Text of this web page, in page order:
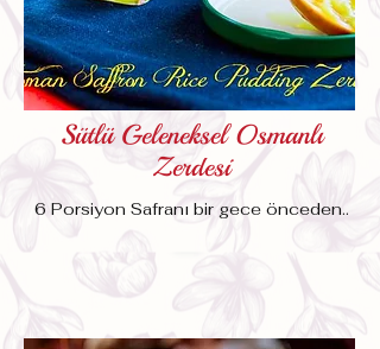
Sütlü Geleneksel Osmanlı
Zerdesi
6 Porsiyon Safranı bir gece önceden..